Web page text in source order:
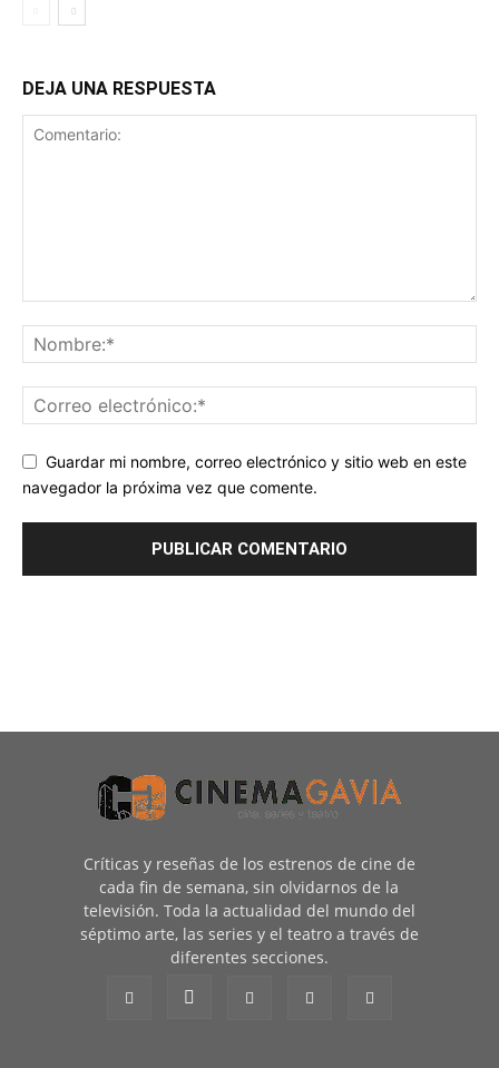
DEJA UNA RESPUESTA
Guardar mi nombre, correo electrónico y sitio web en este
navegador la próxima vez que comente.
Críticas y reseñas de los estrenos de cine de
cada fin de semana, sin olvidarnos de la
televisión. Toda la actualidad del mundo del
séptimo arte, las series y el teatro a través de
diferentes secciones.